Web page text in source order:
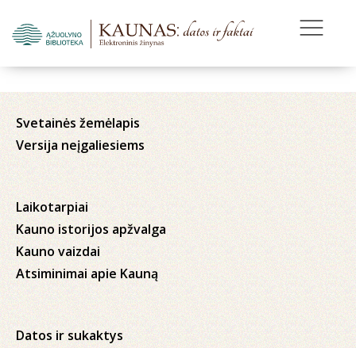
Svetainės žemėlapis
Versija neįgaliesiems
Laikotarpiai
Kauno istorijos apžvalga
Kauno vaizdai
Atsiminimai apie Kauną
Datos ir sukaktys